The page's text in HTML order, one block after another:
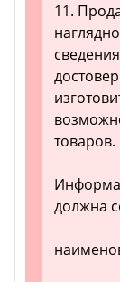
11.
товаров.
должна